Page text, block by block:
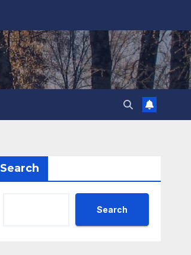
Search
Search